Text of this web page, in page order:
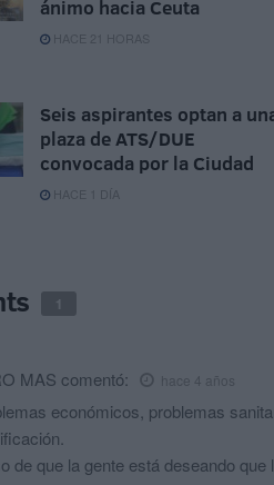
ánimo hacia Ceuta
HACE 21 HORAS
Seis aspirantes optan a
plaza de ATS/DUE
convocada por la Ciudad
HACE 1 DÍA
1
MAS comentó: hace 4 años
económicos, problemas
de que la gente está deseando